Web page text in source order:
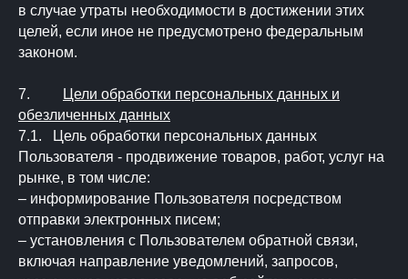
в случае утраты необходимости в достижении этих
целей, если иное не предусмотрено федеральным
законом.
7.
Цели обработки персональных данных и
обезличенных данных
7.1. Цель обработки персональных данных
Пользователя - продвижение товаров, работ, услуг на
рынке, в том числе:
– информирование Пользователя посредством
отправки электронных писем;
– установления с Пользователем обратной связи,
включая направление уведомлений, запросов,